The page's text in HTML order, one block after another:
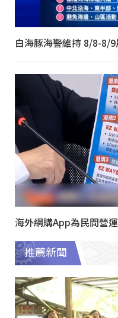
白海豚海警維持 8/8-8/
海外網購App為民間營
推薦新聞